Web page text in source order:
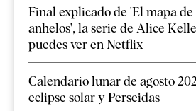
Final explicado de 'El mapa de
anhelos', la serie de Alice
puedes ver en Netflix
Calendario lunar de agosto
eclipse solar y Perseidas